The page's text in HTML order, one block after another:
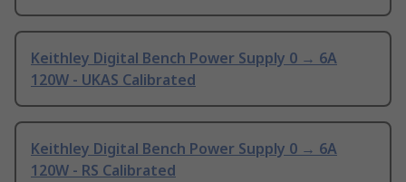
Keithley Digital Bench Power Supply 0 → 6A
120W - UKAS Calibrated
Keithley Digital Bench Power Supply 0 → 6A
120W - RS Calibrated